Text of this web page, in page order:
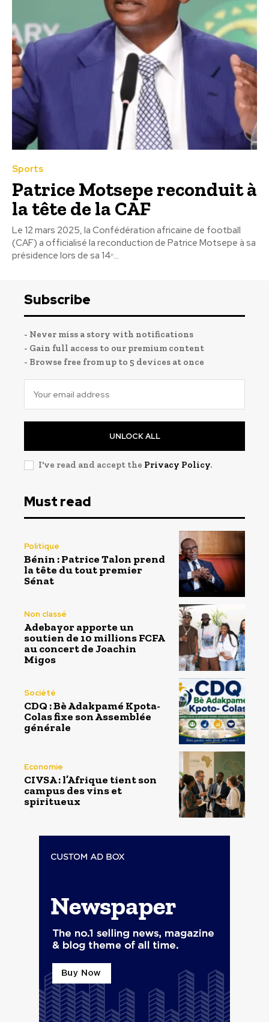
Sports
Patrice Motsepe reconduit à
la tête de la CAF
Le 12 mars 2025, la Confédération africaine de football
(CAF) a officialisé la reconduction de Patrice Motsepe à sa
présidence lors de sa 14ᵉ...
Subscribe
- Never miss a story with notifications
- Gain full access to our premium content
- Browse free from up to 5 devices at once
UNLOCK ALL
I've read and accept the Privacy Policy.
Must read
Politique
Bénin : Patrice Talon prend
la tête du tout premier
Sénat
Non classé
Adebayor apporte un
soutien de 10 millions FCFA
au concert de Joachin
Migos
Société
CDQ : Bè Adakpamé Kpota-
Colas fixe son Assemblée
générale
Economie
CIVSA : l’Afrique tient son
campus des vins et
spiritueux